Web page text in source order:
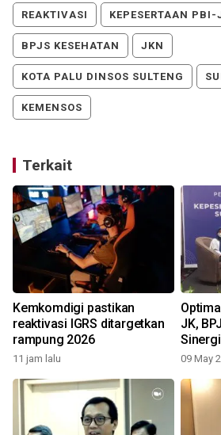
REAKTIVASI KEPESERTAAN PBI-
BPJS KESEHATAN JKN
KOTA PALU DINSOS SULTENG
KEMENSOS
Terkait
Kemkomdigi pastikan
reaktivasi IGRS ditargetkan
rampung 2026
11 jam lalu
JK,
09 May